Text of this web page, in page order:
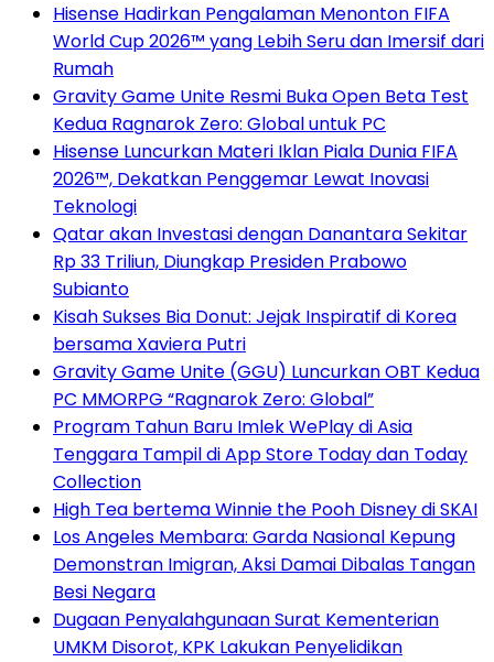
Hisense Hadirkan Pengalaman Menonton FIFA
World Cup 2026™ yang Lebih Seru dan Imersif dari
Rumah
Gravity Game Unite Resmi Buka Open Beta Test
Kedua Ragnarok Zero: Global untuk PC
Hisense Luncurkan Materi Iklan Piala Dunia FIFA
2026™, Dekatkan Penggemar Lewat Inovasi
Teknologi
Qatar akan Investasi dengan Danantara Sekitar
Rp 33 Triliun, Diungkap Presiden Prabowo
Subianto
Kisah Sukses Bia Donut: Jejak Inspiratif di Korea
bersama Xaviera Putri
Gravity Game Unite (GGU) Luncurkan OBT Kedua
PC MMORPG “Ragnarok Zero: Global”
Program Tahun Baru Imlek WePlay di Asia
Tenggara Tampil di App Store Today dan Today
Collection
High Tea bertema Winnie the Pooh Disney di SKAI
Los Angeles Membara: Garda Nasional Kepung
Demonstran Imigran, Aksi Damai Dibalas Tangan
Besi Negara
Dugaan Penyalahgunaan Surat Kementerian
UMKM Disorot, KPK Lakukan Penyelidikan